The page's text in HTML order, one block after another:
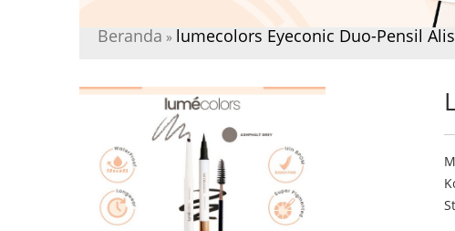
Beranda » lumecolors Eyeconic Duo-Pensil